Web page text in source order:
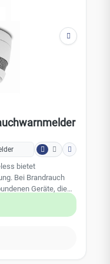
3-V-Lithiumbatterie
bietet
Bei Brandrauch
Geräte, die
auslösen.
und mit
Er verfügt über